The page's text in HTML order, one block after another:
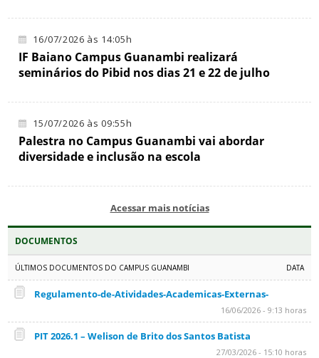
16/07/2026 às 14:05h
IF Baiano Campus Guanambi realizará
seminários do Pibid nos dias 21 e 22 de julho
15/07/2026 às 09:55h
Palestra no Campus Guanambi vai abordar
diversidade e inclusão na escola
Acessar mais notícias
DOCUMENTOS
ÚLTIMOS DOCUMENTOS DO CAMPUS GUANAMBI DATA
Regulamento-de-Atividades-Academicas-Externas-
16/06/2026 - 9:13 horas
PIT 2026.1 – Welison de Brito dos Santos Batista
27/03/2026 - 15:10 horas